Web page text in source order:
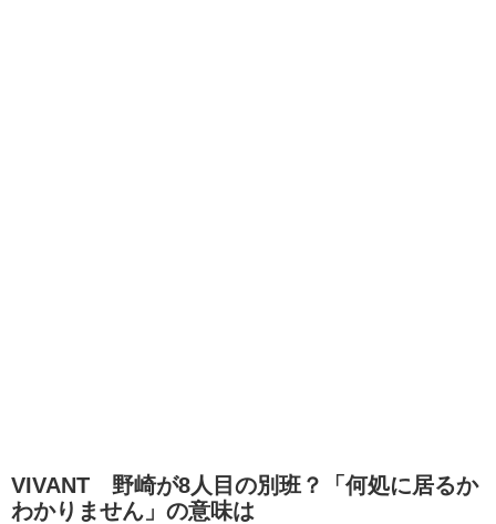
VIVANT 野崎が8人目の別班？「何処に居るか
わかりません」の意味は